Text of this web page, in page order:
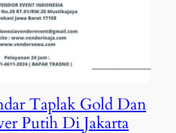
Taplak Gold Dan
Putih Di Jakarta